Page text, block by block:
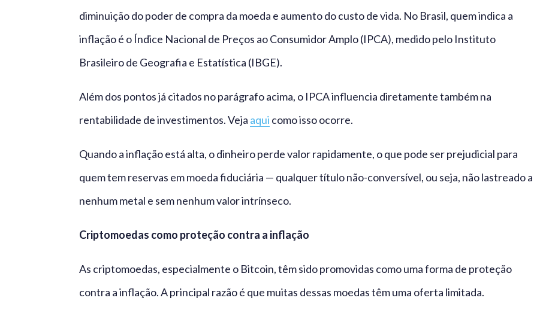
diminuição do poder de compra da moeda e aumento do custo de vida. No Brasil, quem indica a
inflação é o Índice Nacional de Preços ao Consumidor Amplo (IPCA), medido pelo Instituto
Brasileiro de Geografia e Estatística (IBGE).
Além dos pontos já citados no parágrafo acima, o IPCA influencia diretamente também na
rentabilidade de investimentos. Veja aqui como isso ocorre.
Quando a inflação está alta, o dinheiro perde valor rapidamente, o que pode ser prejudicial para
quem tem reservas em moeda fiduciária — qualquer título não-conversível, ou seja, não lastreado a
nenhum metal e sem nenhum valor intrínseco.
Criptomoedas como proteção contra a inflação
As criptomoedas, especialmente o Bitcoin, têm sido promovidas como uma forma de proteção
contra a inflação. A principal razão é que muitas dessas moedas têm uma oferta limitada.